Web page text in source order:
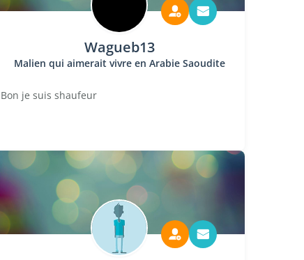
Wagueb13
Malien qui aimerait vivre en Arabie Saoudite
Bon je suis shaufeur